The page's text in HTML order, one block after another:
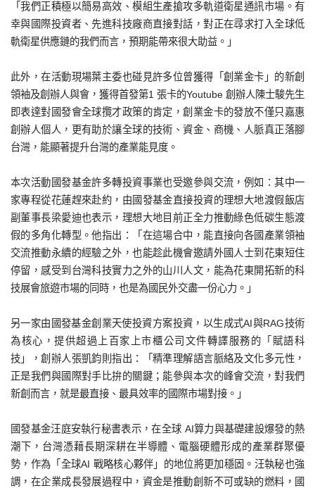
「我們正積極以簡易高效、模組生產搶攻多軌道衛星通訊市場。有
幸與國際投資者、先進科技廠商直接對話，對正在尋求打入全球低
軌衛星供應鏈的我們而言，預期能帶來很大助益。」
此外，在活動現場葉主委也碰見許多位曾獲得「創業金卡」的新創
領袖及創辦人與會，獲得首發第1 張卡的Youtube 創辦人陳士駿先生
即表達對國發會全球攬才政策的肯定，創業金卡的發放不僅只嘉惠
創辦人個人，更有助於讓全球的技術、資金、商機、人脈真正落腳
台灣，能顯著提升台灣的產業能見度。
本次活動國發基金許多轉投資事業也受邀參與交流，例如：其中一
家專程從花蓮趕來赴約，由國發基金直接投資的理想大地渡假飯店
副董事長梁愛迪也表示，理想大地目前正全力推動綠色低碳生態渡
假的多角化轉型。他指出：「在這場合中，能直接向各國產業領袖
交流推動永續的經驗之外，也能趁此機會邀請外國人士到花東短住
停留，感受到台灣科技實力之外的山川人文，能為花東開拓新的科
技展會旅遊市場的同時，也是為國民外交盡一份心力。」
另一家由國發基金創業天使投資方案投資，以生成式AI與RAG技術
為核心，提供超過上百家上市櫃公司文件轉譯服務的「賦語科
技」，創辦人張凱鈞則指出：「精準理解語言脈絡及文化多元性，
正是我們與國際對手比拚的關鍵；能參與本次的峰會交流，對我們
新創而言，就是最直接、最具效率的國際市場對接。」
國發基金汪庭安執行秘書表示，在全球 AI算力與基礎建設爆發的熱
潮下，台灣憑藉長期深耕在半導體、電腦硬體形成的產業群聚優
勢，作為「全球AI 戰略核心夥伴」的地位將更加穩固。汪執秘也強
調，在企業成長發展過程中，資金是推動創新不可或缺的燃料，國